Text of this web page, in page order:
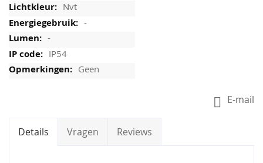
Nvt
-
-
IP54
Geen
E-mail
Details Vragen Reviews